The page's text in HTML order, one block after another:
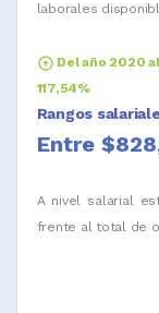
laborales
arrow_circle_up Del año 2020
117,54%
Rangos
Entre
A nivel salarial
frente al total de